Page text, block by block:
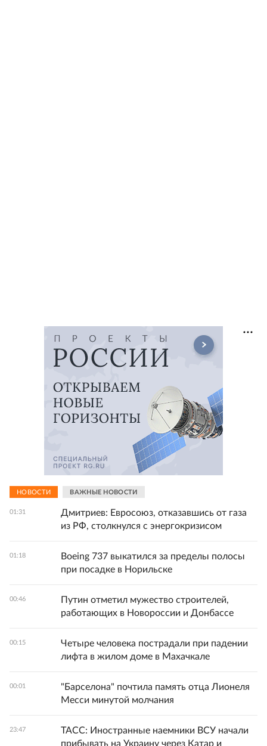
НОВОСТИ ВАЖНЫЕ НОВОСТИ
01:31
Дмитриев: Евросоюз, отказавшись от газа
из РФ, столкнулся с энергокризисом
01:18
Boeing 737 выкатился за пределы полосы
при посадке в Норильске
00:46
Путин отметил мужество строителей,
работающих в Новороссии и Донбассе
00:15
Четыре человека пострадали при падении
лифта в жилом доме в Махачкале
00:01
"Барселона" почтила память отца Лионеля
Месси минутой молчания
23:47
ТАСС: Иностранные наемники ВСУ начали
прибывать на Украину через Катар и